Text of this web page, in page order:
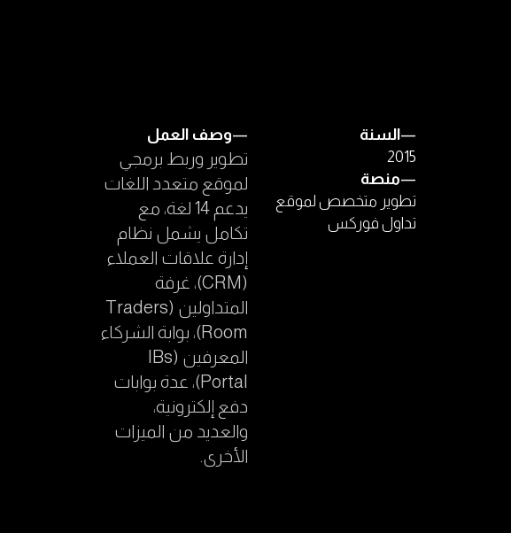
—السنة
2015
—منصة
تطوير متخصص لموقع
تداول فوركس
—وصف العمل
تطوير وربط برمجي
لموقع متعدد اللغات
يدعم 14 لغة، مع
تكامل يشمل نظام
إدارة علاقات العملاء
(CRM)، غرفة
المتداولين (Traders
Room)، بوابة الشركاء
المعرفين (IBs
Portal)، عدة بوابات
دفع إلكترونية،
والعديد من الميزات
الأخرى.